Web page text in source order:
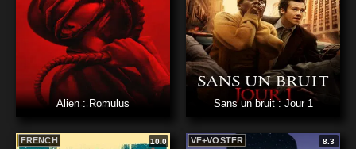
Alien : Romulus Sans un bruit : Jour 1
FRENCH 10.0 VF+VOSTFR 8.3